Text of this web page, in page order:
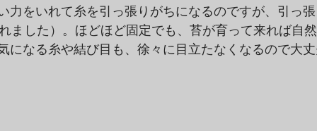
力をいれて糸を引っ張りがちになるのですが、引っ
ました）。ほどほど固定でも、苔が育って来れば自
になる糸や結び目も、徐々に目立たなくなるので大